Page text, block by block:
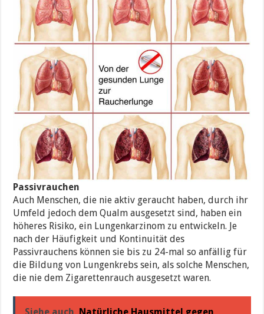
Passivrauchen
Auch Menschen, die nie aktiv geraucht haben, durch ihr
Umfeld jedoch dem Qualm ausgesetzt sind, haben ein
höheres Risiko, ein Lungenkarzinom zu entwickeln. Je
nach der Häufigkeit und Kontinuität des
Passivrauchens können sie bis zu 24-mal so anfällig für
die Bildung von Lungenkrebs sein, als solche Menschen,
die nie dem Zigarettenrauch ausgesetzt waren.